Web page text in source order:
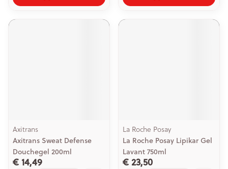
Axitrans
Axitrans Sweat Defense
Douchegel 200ml
€ 14,49
La Roche Posay
La Roche Posay Lipikar Gel
Lavant 750ml
€ 23,50